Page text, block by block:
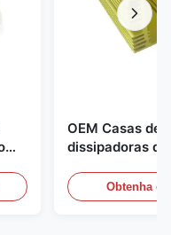
OEM Casas de
dissipadoras
compactas
Obtenha o